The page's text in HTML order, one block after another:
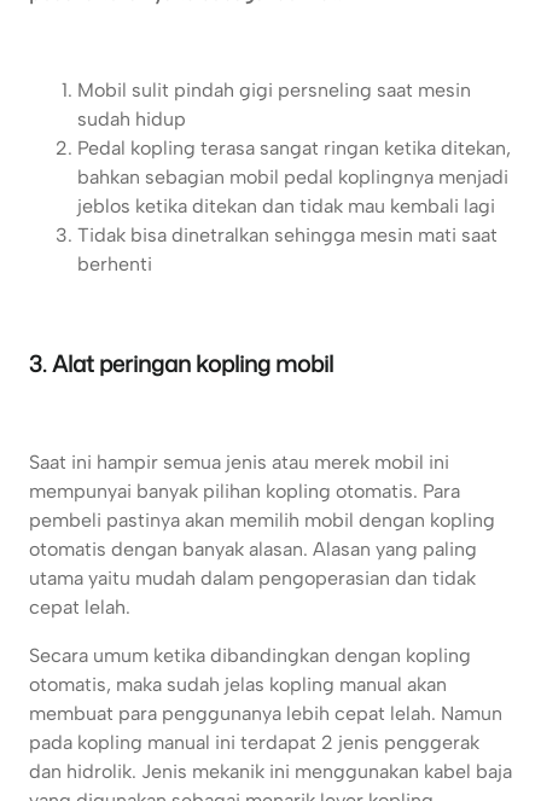
Mobil sulit pindah gigi persneling saat mesin
sudah hidup
Pedal kopling terasa sangat ringan ketika ditekan,
bahkan sebagian mobil pedal koplingnya menjadi
jeblos ketika ditekan dan tidak mau kembali lagi
Tidak bisa dinetralkan sehingga mesin mati saat
berhenti
3. Alat peringan kopling mobil
Saat ini hampir semua jenis atau merek mobil ini
mempunyai banyak pilihan kopling otomatis. Para
pembeli pastinya akan memilih mobil dengan kopling
otomatis dengan banyak alasan. Alasan yang paling
utama yaitu mudah dalam pengoperasian dan tidak
cepat lelah.
Secara umum ketika dibandingkan dengan kopling
otomatis, maka sudah jelas kopling manual akan
membuat para penggunanya lebih cepat lelah. Namun
pada kopling manual ini terdapat 2 jenis penggerak
dan hidrolik. Jenis mekanik ini menggunakan kabel baja